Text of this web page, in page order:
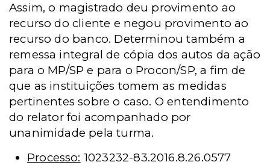
Assim, o magistrado deu provimento ao
recurso do cliente e negou provimento ao
recurso do banco. Determinou também a
remessa integral de cópia dos autos da ação
para o MP/SP e para o Procon/SP, a fim de
que as instituições tomem as medidas
pertinentes sobre o caso. O entendimento
do relator foi acompanhado por
unanimidade pela turma.
Processo: 1023232-83.2016.8.26.0577